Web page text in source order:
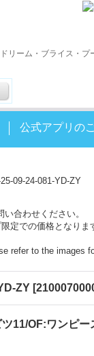
リーム・ブライス・
公式アプリの
09-24-081-YD-ZY
合わせください。
定での価格となりま
refer to the images
ZY [
ツ11/OF:ワンピ